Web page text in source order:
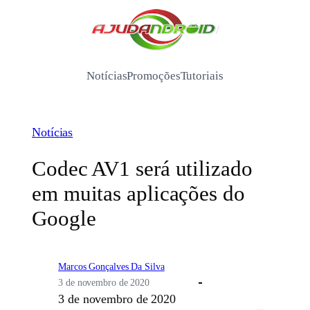
/
NotíciasPromoçõesTutoriais
Notícias
Codec AV1 será utilizado
em muitas aplicações do
Google
Marcos Gonçalves Da Silva
3 de novembro de 2020
3 de novembro de 2020